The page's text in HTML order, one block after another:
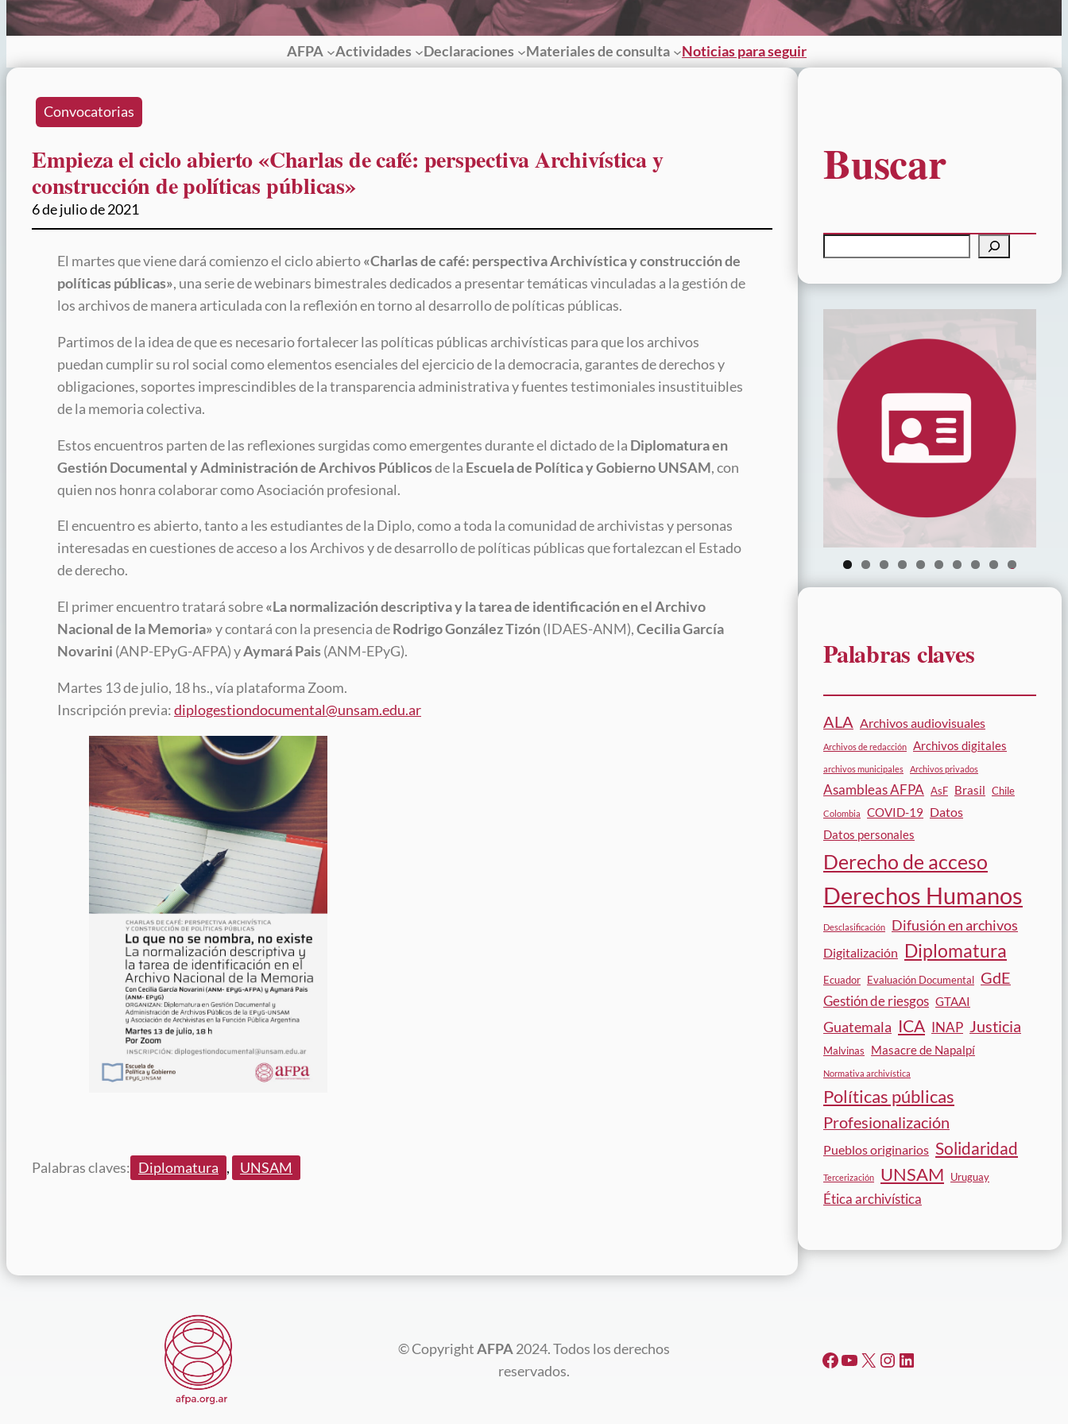
AFPA Actividades Declaraciones Materiales de consulta Noticias para seguir
Convocatorias
Empieza el ciclo abierto «Charlas de café: perspectiva Archivística y
construcción de políticas públicas»
6 de julio de 2021
El martes que viene dará comienzo el ciclo abierto«Charlas de café: perspectiva Archivística y construcción de
políticas públicas», una serie de webinars bimestrales dedicados a presentar temáticas vinculadas a la gestión de
los archivos de manera articulada con la reflexión en torno al desarrollo de políticas públicas.
Partimos de la idea de que es necesario fortalecer las políticas públicas archivísticas para que los archivos
puedan cumplir su rol social como elementos esenciales del ejercicio de la democracia, garantes de derechos y
obligaciones, soportes imprescindibles de la transparencia administrativa y fuentes testimoniales insustituibles
de la memoria colectiva.
Estos encuentros parten de las reflexiones surgidas como emergentes durante el dictado de la Diplomatura en
Gestión Documental y Administración de Archivos Públicosde la Escuela de Política y Gobierno UNSAM, con
quien nos honra colaborar como Asociación profesional.
El encuentro es abierto, tanto a les estudiantes de la Diplo, como a toda la comunidad de archivistas y personas
interesadas en cuestiones de acceso a los Archivos y de desarrollo de políticas públicas que fortalezcan el Estado
de derecho.
El primer encuentro tratará sobre«La normalización descriptiva y la tarea de identificación en el Archivo
Nacional de la Memoria»y contará con la presencia deRodrigo González Tizón(IDAES-ANM),Cecilia García
Novarini (ANP-EPyG-AFPA) yAymará Pais (ANM-EPyG).
Martes 13 de julio, 18 hs., vía plataforma Zoom.
Inscripción previa:diplogestiondocumental@unsam.edu.ar
Palabras claves: Diplomatura , UNSAM
Buscar
s
c
0
Palabras claves
ALA Archivos audiovisuales
Archivos de redacción Archivos digitales
archivos municipales Archivos privados
Asambleas AFPA AsF Brasil Chile
Colombia COVID-19 Datos
Datos personales
Derecho de acceso
Derechos Humanos
Desclasificación Difusión en archivos
Digitalización Diplomatura
Ecuador Evaluación Documental GdE
Gestión de riesgos GTAAI
Guatemala ICA INAP Justicia
Malvinas Masacre de Napalpí
Normativa archivística
Políticas públicas
Profesionalización
Pueblos originarios Solidaridad
Tercerización UNSAM Uruguay
Ética archivística
© CopyrightAFPA 2024. Todos los derechos
reservados.
Facebook YouTube # Instagram LinkedIn